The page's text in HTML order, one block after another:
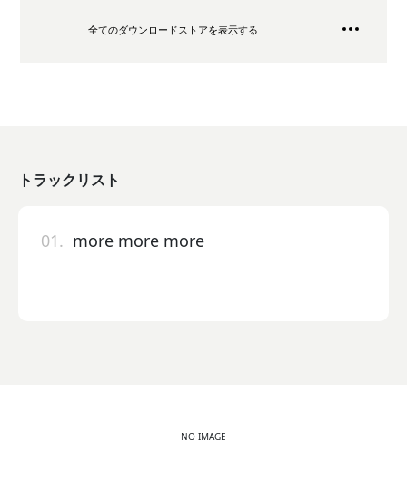
全てのダウンロードストアを表示する
トラックリスト
01. more more more
NO IMAGE